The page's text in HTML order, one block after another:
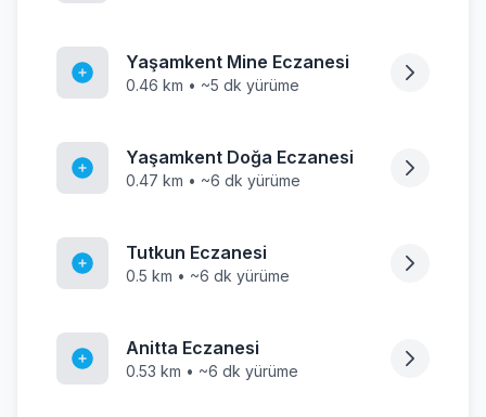
Yaşamkent Mine Eczanesi
0.46 km • ~5 dk yürüme
Yaşamkent Doğa Eczanesi
0.47 km • ~6 dk yürüme
Tutkun Eczanesi
0.5 km • ~6 dk yürüme
Anitta Eczanesi
0.53 km • ~6 dk yürüme